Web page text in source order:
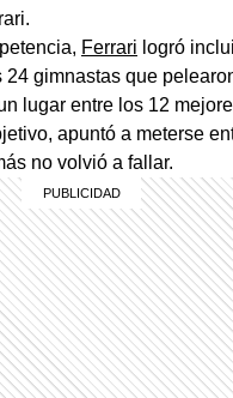
Ferrari logró
gimnastas que
lugar entre los 12
apuntó a meterse
no volvió a fallar.